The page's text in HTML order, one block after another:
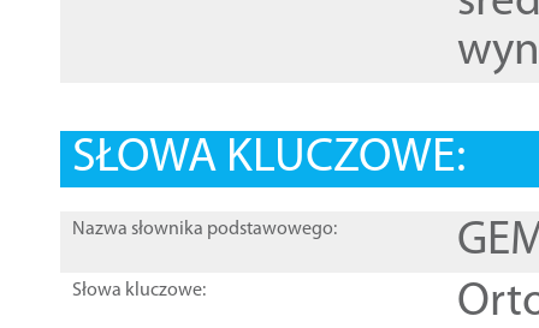
SŁOWA KLUCZOWE:
Nazwa słownika podstawowego:
Słowa kluczowe: